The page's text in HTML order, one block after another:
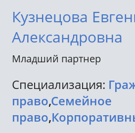
Кузнецова
Александровна
Младший партнер
Специализация:
право,Семейное
право,